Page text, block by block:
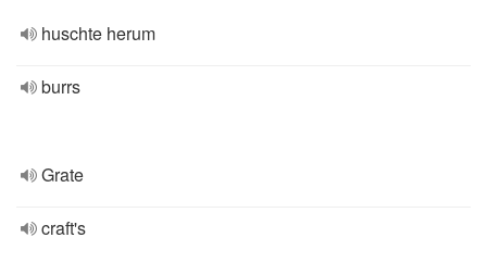
huschte herum
burrs
Grate
craft's